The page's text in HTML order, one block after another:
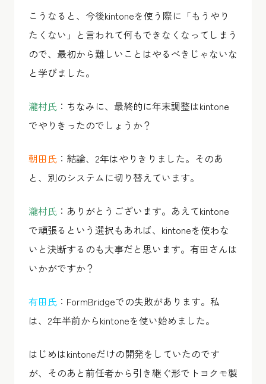
こうなると、今後kintoneを使う際に「もうやり
たくない」と言われて何もできなくなってしまう
ので、最初から難しいことはやるべきじゃないな
と学びました。
瀧村氏 ：ちなみに、最終的に年末調整はkintone
でやりきったのでしょうか？
朝田氏 ：結論、2年はやりきりました。そのあ
と、別のシステムに切り替えています。
瀧村氏 ：ありがとうございます。あえてkintone
で頑張るという選択もあれば、kintoneを使わな
いと決断するのも大事だと思います。有田さんは
いかがですか？
有田氏 ：FormBridgeでの失敗があります。私
は、2年半前からkintoneを使い始めました。
はじめはkintoneだけの開発をしていたのです
が、そのあと前任者から引き継ぐ形でトヨクモ製